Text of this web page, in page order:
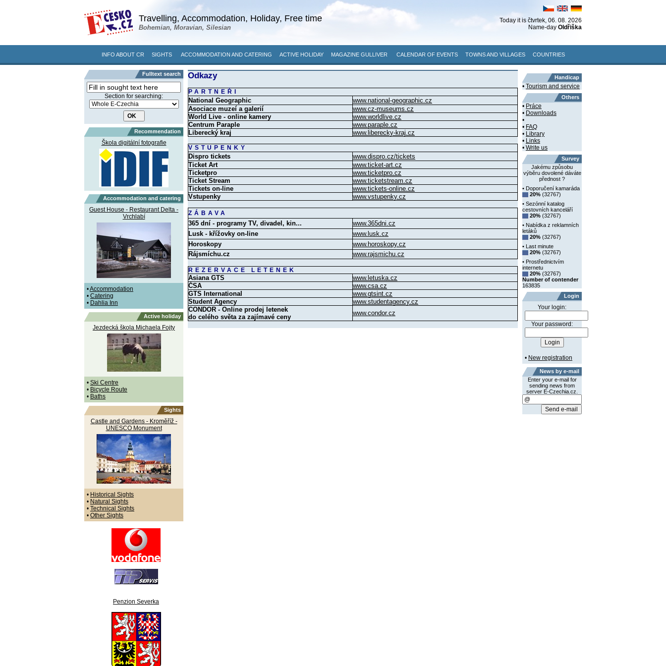
Travelling, Accommodation, Holiday, Free time
Bohemian, Moravian, Silesian
Today it is čtvrtek, 06. 08. 2026
Name-day Oldřiška
INFO ABOUT CR SIGHTS ACCOMMODATION AND CATERING ACTIVE HOLIDAY MAGAZINE GULLIVER CALENDAR OF EVENTS TOWNS AND VILLAGES COUNTRIES
Fulltext search
Section for searching:
Recommendation
Škola digitální fotografie
Accommodation and catering
Guest House - Restaurant Delta -
Vrchlabí
•Accommodation
• Catering
• Dahlia Inn
Active holiday
Jezdecká škola Michaela Fojty
• Ski Centre
• Bicycle Route
• Baths
Sights
Castle and Gardens - Kroměříž -
UNESCO Monument
• Historical Sights
• Natural Sights
• Technical Sights
• Other Sights
Penzion Severka
Odkazy
PARTNEŘI
National Geographic
www.national-geographic.cz
Asociace muzeí a galerií
www.cz-museums.cz
World Live - online kamery
www.worldlive.cz
Centrum Paraple
www.paraple.cz
Liberecký kraj
www.liberecky-kraj.cz
VSTUPENKY
Dispro tickets
www.dispro.cz/tickets
Ticket Art
www.ticket-art.cz
Ticketpro
www.ticketpro.cz
Ticket Stream
www.ticketstream.cz
Tickets on-line
www.tickets-online.cz
Vstupenky
www.vstupenky.cz
ZÁBAVA
365 dní - programy TV, divadel, kin...
www.365dni.cz
Lusk - křížovky on-line
www.lusk.cz
Horoskopy
www.horoskopy.cz
Rájsmíchu.cz
www.rajsmichu.cz
REZERVACE LETENEK
Asiana GTS
www.letuska.cz
ČSA
www.csa.cz
GTS International
www.gtsint.cz
Student Agency
www.studentagency.cz
CONDOR - Online prodej letenek
do celého světa za zajímavé ceny
www.condor.cz
Handicap
• Tourism and service
Others
• Práce
• Downloads
•
• FAQ
• Library
• Links
• Write us
Survey
Jakému způsobu
výběru dovolené dáváte
přednost ?
• Doporučení kamaráda
20% (32767)
• Sezónní katalog
cestovních kanceláří
20% (32767)
• Nabídka z reklamních
letáků
20% (32767)
• Last minute
20% (32767)
• Prostřednictvím
internetu
20% (32767)
Number of contender
163835
Login
Your login:
Your password:
• New registration
News by e-mail
Enter your e-mail for
sending news from
server E-Czechia.cz.